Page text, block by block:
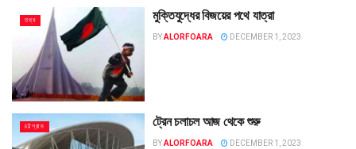
তথ্য মুক্তিযুদ্ধের বিজয়ের পথে যাত্রা
BYALORFOARA DECEMBER 1, 2023
চট্টগ্রাম ট্রেন চলাচল আজ থেকে শুরু
BYALORFOARA DECEMBER 1, 2023